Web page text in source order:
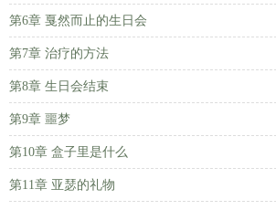
第6章 戛然而止的生日会
第7章 治疗的方法
第8章 生日会结束
第9章 噩梦
第10章 盒子里是什么
第11章 亚瑟的礼物